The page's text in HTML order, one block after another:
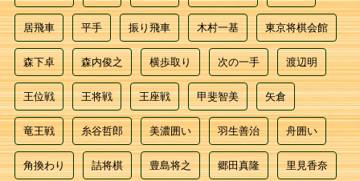
居飛車 平手 振り飛車 木村一基 東京将棋会館
森下卓 森内俊之 横歩取り 次の一手 渡辺明
王位戦 王将戦 王座戦 甲斐智美 矢倉
竜王戦 糸谷哲郎 美濃囲い 羽生善治 舟囲い
角換わり 詰将棋 豊島将之 郷田真隆 里見香奈